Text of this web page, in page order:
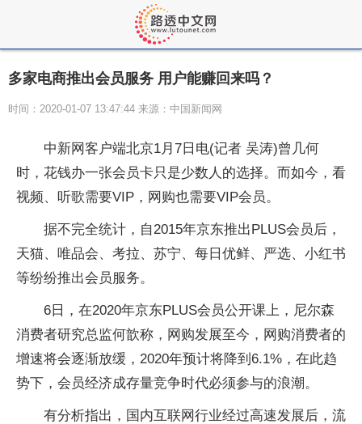
多家电商推出会员服务 用户能赚回来吗？
时间：2020-01-07 13:47:44 来源：中国新闻网
中新网客户端北京1月7日电(记者 吴涛)曾几何
时，花钱办一张会员卡只是少数人的选择。而如今，看
视频、听歌需要VIP，网购也需要VIP会员。
据不完全统计，自2015年京东推出PLUS会员后，
天猫、唯品会、考拉、苏宁、每日优鲜、严选、小红书
等纷纷推出会员服务。
6日，在2020年京东PLUS会员公开课上，尼尔森
消费者研究总监何歆称，网购发展至今，网购消费者的
增速将会逐渐放缓，2020年预计将降到6.1%，在此趋
势下，会员经济成存量竞争时代必须参与的浪潮。
有分析指出，国内互联网行业经过高速发展后，流